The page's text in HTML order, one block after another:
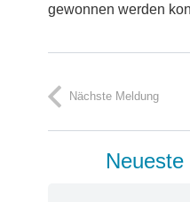
gewonnen werden
Nächste Meldung